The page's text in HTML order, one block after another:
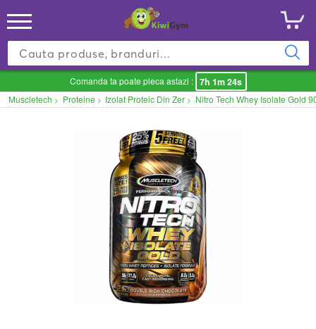
Comanda ta poate pleca astazi : 7h 1m 24s
Muscletech > Proteine > Izolat Proteic Din Zer > Nitro Tech Whey Isolate Gold